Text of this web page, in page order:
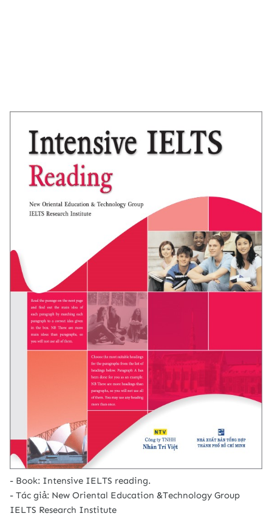
- Book: Intensive IELTS reading.
- Tác giả: New Oriental Education &Technology Group
IELTS Research Institute